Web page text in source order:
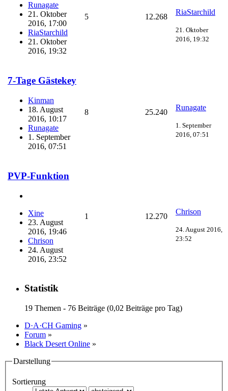
Runagate
21. Oktober
2016, 17:00
RiaStarchild
21. Oktober
2016, 19:32
5 12.268
RiaStarchild
21. Oktober
2016, 19:32
7-Tage Gästekey
Kinman
18. August
2016, 10:17
Runagate
1. September
2016, 07:51
8 25.240
Runagate
1. September
2016, 07:51
PVP-Funktion
Xine
23. August
2016, 19:46
Chrison
24. August
2016, 23:52
1 12.270
Chrison
24. August 2016,
23:52
Statistik
19 Themen - 76 Beiträge (0,02 Beiträge pro Tag)
D·A·CH Gaming »
Forum »
Black Desert Online »
Darstellung
Sortierung